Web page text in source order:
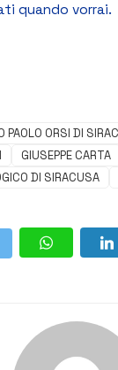
quando vorrai.
PAOLO ORSI DI
GIUSEPPE CARTA
DI SIRACUSA